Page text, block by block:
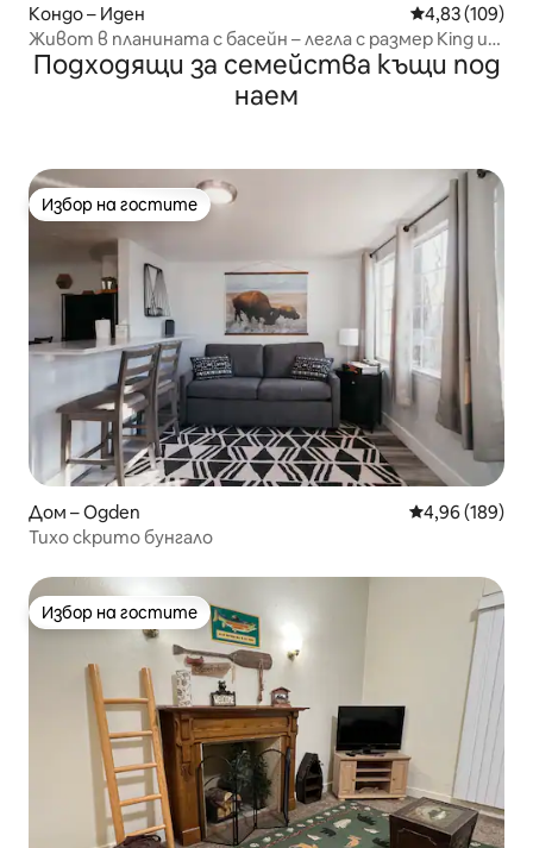
Кондо – Иден Средна
4,83 (109)
Живот в планината с басейн – легла с размер King и
климатик
Подходящи за семейства къщи под
наем
Избор на гостите
Избор на гостите
Дом – Ogden Средна
4,96 (189)
Тихо скрито бунгало
Избор на гостите
Избор на гостите